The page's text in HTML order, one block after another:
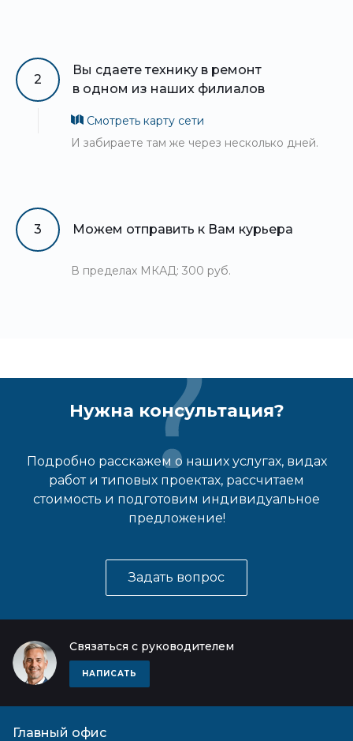
2
Вы сдаете технику в ремонт
в одном из наших филиалов
Смотреть карту сети
И забираете там же через несколько дней.
3 Можем отправить к Вам курьера
В пределах МКАД: 300 руб.
Нужна консультация?
Подробно расскажем о наших услугах, видах
работ и типовых проектах, рассчитаем
стоимость и подготовим индивидуальное
предложение!
Задать вопрос
Связаться с руководителем
НАПИСАТЬ
Главный офис